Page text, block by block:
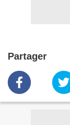
Partager